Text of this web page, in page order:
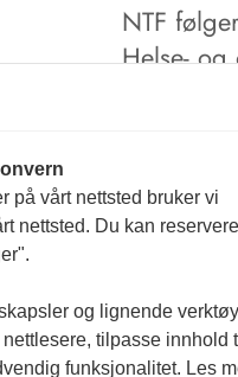
NTF
Helse- og
slutt
på vårt nettsted bruker vi
nettsted. Du kan reservere
og lignende verktøy
tilpasse innhold
funksjonalitet. Les